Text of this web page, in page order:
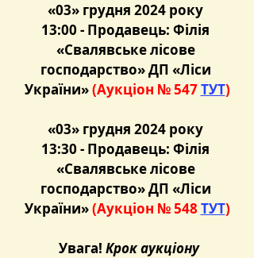
«03» грудня 2024 року
13:00 - Продавець: Філія
«Свалявське лісове
господарство» ДП «Ліси
України» (Аукціон № 547 ТУТ)
«03» грудня 2024 року
13:30 - Продавець: Філія
«Свалявське лісове
господарство» ДП «Ліси
України» (Аукціон № 548 ТУТ)
Увага! Крок аукціону